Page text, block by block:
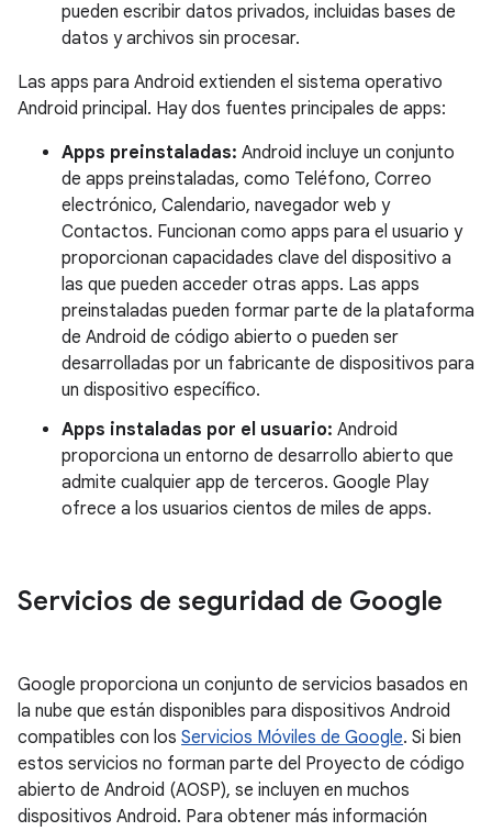
pueden escribir datos privados, incluidas bases de
datos y archivos sin procesar.
Las apps para Android extienden el sistema operativo
Android principal. Hay dos fuentes principales de apps:
Apps preinstaladas: Android incluye un conjunto
de apps preinstaladas, como Teléfono, Correo
electrónico, Calendario, navegador web y
Contactos. Funcionan como apps para el usuario y
proporcionan capacidades clave del dispositivo a
las que pueden acceder otras apps. Las apps
preinstaladas pueden formar parte de la plataforma
de Android de código abierto o pueden ser
desarrolladas por un fabricante de dispositivos para
un dispositivo específico.
Apps instaladas por el usuario: Android
proporciona un entorno de desarrollo abierto que
admite cualquier app de terceros. Google Play
ofrece a los usuarios cientos de miles de apps.
Servicios de seguridad de Google
Google proporciona un conjunto de servicios basados en
la nube que están disponibles para dispositivos Android
compatibles con los Servicios Móviles de Google. Si bien
estos servicios no forman parte del Proyecto de código
abierto de Android (AOSP), se incluyen en muchos
dispositivos Android. Para obtener más información